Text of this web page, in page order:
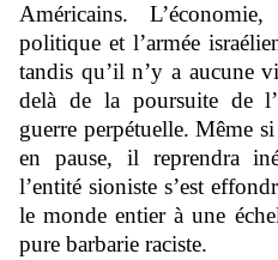
Américains.
politique et l’armée
tandis qu’il n’y a aucune
delà de la poursuite de
guerre perpétuelle. Même
en pause, il reprendra
l’entité sioniste s’est
le monde entier à une
pure barbarie raciste.